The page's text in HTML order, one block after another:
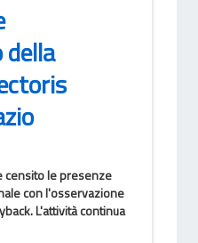
censito le presenze
con l'osservazione
L'attività continua